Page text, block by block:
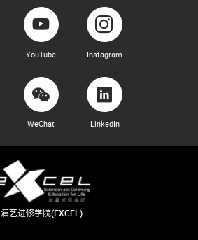
YouTube Instagram
WeChat LinkedIn
演艺进修学院(EXCEL)